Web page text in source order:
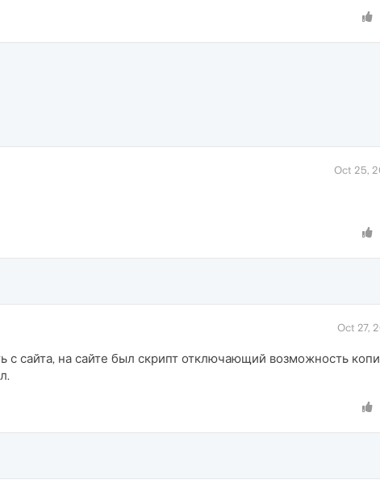
Oct 25,
Oct 27,
сайта, на сайте был скрипт отключающий возможность